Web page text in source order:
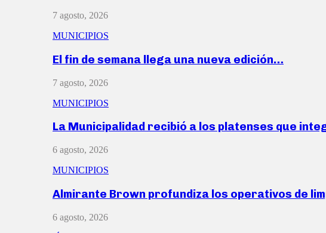
7 agosto, 2026
MUNICIPIOS
El fin de semana llega una nueva edición…
7 agosto, 2026
MUNICIPIOS
La Municipalidad recibió a los platenses que
6 agosto, 2026
MUNICIPIOS
Almirante Brown profundiza los operativos de
6 agosto, 2026